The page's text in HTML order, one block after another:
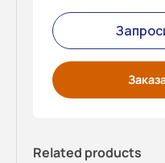
Related products